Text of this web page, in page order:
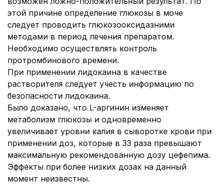
этой причине определение глюкозы в моче
следует проводить глюкозооксидазними
методами в период лечения препаратом.
Необходимо осуществлять контроль
протромбинового времени.
При применении лидокаина в качестве
растворителя следует учесть информацию по
безопасности лидокаина.
Было доказано, что L-аргинин изменяет
метаболизм глюкозы и одновременно
увеличивает уровни калия в сыворотке крови при
применении доз, которые в 33 раза превышают
максимальную рекомендованную дозу цефепима.
Эффекты при более низких дозах на данный
момент неизвестны.